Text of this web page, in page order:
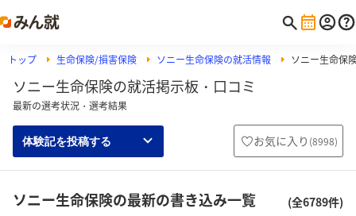
トップ 生命保険/損害保険 ソニー生命保険の就活情報 ソニー生命保
ソニー生命保険の就活掲示板・口コミ
最新の選考状況・選考結果
体験記を投稿する お気に入り (8998)
ソニー生命保険の最新の書き込み一覧 (全6789件)